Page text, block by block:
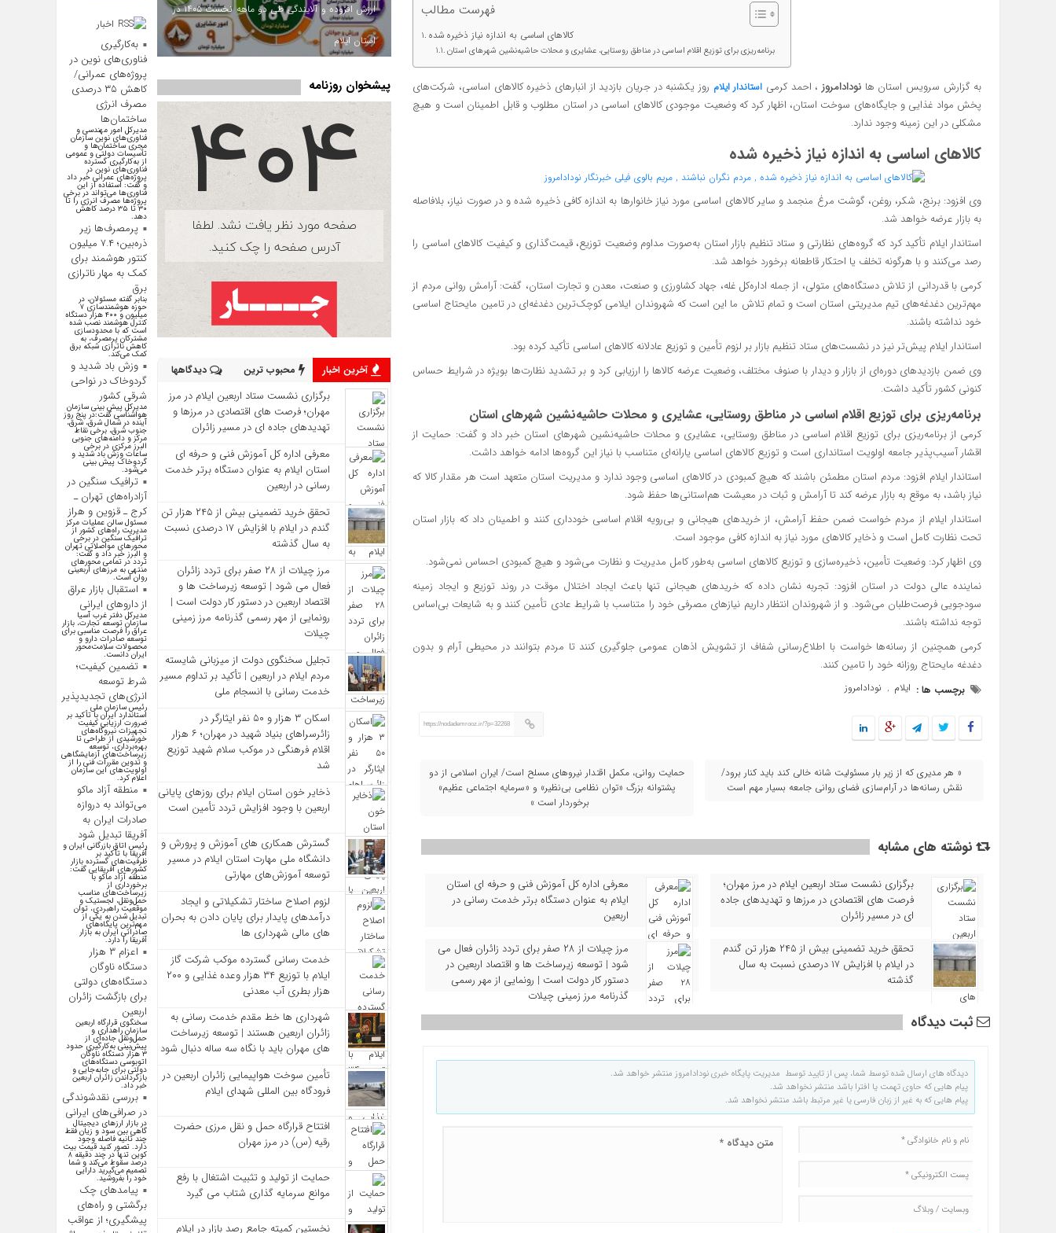
فهرست مطالب
کالاهای اساسی به اندازه نیاز ذخیره شده
برنامه‌ریزی برای توزیع اقلام اساسی در مناطق روستایی، عشایری و محلات حاشیه‌نشین شهرهای استان
به گزارش سرویس استان هانودادامروز ، احمد کرمی استاندار ایلام روز یکشنبه در جریان بازدید از انبارهای ذخیره کالاهای اساسی، شرکت‌های
پخش مواد غذایی و جایگاه‌های سوخت استان، اظهار کرد که وضعیت موجودی کالاهای اساسی در استان مطلوب و قابل اطمینان است و هیچ
مشکلی در این زمینه وجود ندارد.
کالاهای اساسی به اندازه نیاز ذخیره شده
وی افزود: برنج، شکر، روغن، گوشت مرغ منجمد و سایر کالاهای اساسی مورد نیاز خانوارها به اندازه کافی ذخیره شده و در صورت نیاز، بلافاصله
به بازار عرضه خواهد شد.
استاندار ایلام تأکید کرد که گروه‌های نظارتی و ستاد تنظیم بازار استان به‌صورت مداوم وضعیت توزیع، قیمت‌گذاری و کیفیت کالاهای اساسی را
رصد می‌کنند و با هرگونه تخلف یا احتکار قاطعانه برخورد خواهد شد.
کرمی با قدردانی از تلاش دستگاه‌های متولی، از جمله اداره‌کل غله، جهاد کشاورزی و صنعت، معدن و تجارت استان، گفت: آرامش روانی مردم از
مهم‌ترین دغدغه‌های تیم مدیریتی استان است و تمام تلاش ما این است که شهروندان ایلامی کوچک‌ترین دغدغه‌ای در تامین مایحتاج اساسی
خود نداشته باشند.
استاندار ایلام پیش‌تر نیز در نشست‌های ستاد تنظیم بازار بر لزوم تأمین و توزیع عادلانه کالاهای اساسی تأکید کرده بود.
وی ضمن بازدیدهای دوره‌ای از بازار و دیدار با صنوف مختلف، وضعیت عرضه کالاها را ارزیابی کرد و بر تشدید نظارت‌ها بویژه در شرایط حساس
کنونی کشور تأکید داشت.
برنامه‌ریزی برای توزیع اقلام اساسی در مناطق روستایی، عشایری و محلات حاشیه‌نشین شهرهای استان
کرمی از برنامه‌ریزی برای توزیع اقلام اساسی در مناطق روستایی، عشایری و محلات حاشیه‌نشین شهرهای استان خبر داد و گفت: حمایت از
اقشار آسیب‌پذیر جامعه اولویت استانداری است و توزیع کالاهای اساسی یارانه‌ای متناسب با نیاز این گروه‌ها ادامه خواهد داشت.
استاندار ایلام افزود: مردم استان مطمئن باشند که هیچ کمبودی در کالاهای اساسی وجود ندارد و مدیریت استان متعهد است هر مقدار کالا که
نیاز باشد، به موقع به بازار عرضه کند تا آرامش و ثبات در معیشت هم‌استانی‌ها حفظ شود.
استاندار ایلام از مردم خواست ضمن حفظ آرامش، از خریدهای هیجانی و بی‌رویه اقلام اساسی خودداری کنند و اطمینان داد که بازار استان
تحت نظارت کامل است و ذخایر کالاهای مورد نیاز به اندازه کافی موجود است.
وی اظهار کرد: وضعیت تأمین، ذخیره‌سازی و توزیع کالاهای اساسی به‌طور کامل مدیریت و نظارت می‌شود و هیچ کمبودی احساس نمی‌شود.
نماینده عالی دولت در استان افزود: تجربه نشان داده که خریدهای هیجانی تنها باعث ایجاد اختلال موقت در روند توزیع و ایجاد زمینه
سودجویی فرصت‌طلبان می‌شود. و از شهروندان انتظار داریم نیازهای مصرفی خود را متناسب با شرایط عادی تأمین کنند و به شایعات بی‌اساس
توجه نداشته باشند.
کرمی همچنین از رسانه‌ها خواست با اطلاع‌رسانی شفاف از تشویش اذهان عمومی جلوگیری کنند تا مردم بتوانند در محیطی آرام و بدون
دغدغه مایحتاج روزانه خود را تامین کنند.
برچسب ها : ایلام , نودادامروز
https://nodademrooz.ir/?p=32268
« هر مدیری که از زیر بار مسئولیت شانه خالی کند باید کنار برود/
نقش رسانه‌ها در آرام‌سازی فضای روانی جامعه بسیار مهم است
حمایت روانی، مکمل اقتدار نیروهای مسلح است/ ایران اسلامی از دو
پشتوانه بزرگ «توان نظامی بی‌نظیر» و «سرمایه اجتماعی عظیم»
برخوردار است »
نوشته های مشابه
برگزاری نشست ستاد اربعین ایلام در مرز مهران؛
فرصت‌ های اقتصادی در مرزها و تهدیدهای جاده‌
ای در مسیر زائران
معرفی اداره کل آموزش فنی و حرفه‌ ای استان
ایلام به‌ عنوان دستگاه برتر خدمت‌ رسانی در
اربعین
تحقق خرید تضمینی بیش از ۲۴۵ هزار تن گندم
در ایلام با افزایش ۱۷ درصدی نسبت به سال
گذشته
مرز چیلات از ۲۸ صفر برای تردد زائران فعال می‌
شود | توسعه زیرساخت‌ ها و اقتصاد اربعین در
دستور کار دولت است | رونمایی از مهر رسمی
گذرنامه مرز زمینی چیلات
ثبت دیدگاه
دیدگاه های ارسال شده توسط شما، پس از تایید توسط مدیریت پایگاه خبری نودادامروز منتشر خواهد شد.
پیام هایی که حاوی تهمت یا افترا باشد منتشر نخواهد شد.
پیام هایی که به غیر از زبان فارسی یا غیر مرتبط باشد منتشر نخواهد شد.
ارزش افزوده و آلایندگی طی دو ماهه نخست ۱۴۰۵ در
استان ایلام
پیشخوان روزنامه
آخرین اخبار محبوب ترین دیدگاهها
برگزاری نشست ستاد اربعین ایلام در مرز
مهران؛ فرصت‌ های اقتصادی در مرزها و
تهدیدهای جاده‌ ای در مسیر زائران
معرفی اداره کل آموزش فنی و حرفه‌ ای
استان ایلام به‌ عنوان دستگاه برتر خدمت‌
رسانی در اربعین
تحقق خرید تضمینی بیش از ۲۴۵ هزار تن
گندم در ایلام با افزایش ۱۷ درصدی نسبت
به سال گذشته
مرز چیلات از ۲۸ صفر برای تردد زائران
فعال می‌ شود | توسعه زیرساخت‌ ها و
اقتصاد اربعین در دستور کار دولت است |
رونمایی از مهر رسمی گذرنامه مرز زمینی
چیلات
تجلیل سخنگوی دولت از میزبانی شایسته
مردم ایلام در اربعین | تأکید بر تداوم مسیر
خدمت‌ رسانی با انسجام ملی
اسکان ۳ هزار و ۵۰ نفر ایثارگر در
زائرسراهای بنیاد شهید در مهران؛ ۶ هزار
اقلام فرهنگی در موکب سلام شهید توزیع
شد
ذخایر خون استان ایلام برای روزهای پایانی
اربعین با وجود افزایش تردد تأمین است
گسترش همکاری‌ های آموزش و پرورش و
دانشگاه ملی مهارت استان ایلام در مسیر
توسعه آموزش‌های مهارتی
لزوم اصلاح ساختار تشکیلاتی و ایجاد
درآمدهای پایدار برای پایان دادن به بحران‌
های مالی شهرداری‌ ها
خدمت رسانی گسترده موکب شرکت گاز
ایلام با توزیع ۳۴ هزار وعده غذایی و ۲۰۰
هزار بطری آب معدنی
شهرداری‌ ها خط مقدم خدمت ‌رسانی به
زائران اربعین هستند | توسعه زیرساخت
‌های مهران باید با نگاه سه‌ ساله دنبال شود
تأمین سوخت هواپیمایی زائران اربعین در
فرودگاه بین المللی شهدای ایلام
افتتاح قرارگاه حمل‌ و نقل مرزی حضرت
رقیه (س) در مرز مهران
حمایت از تولید و تثبیت اشتغال با رفع
موانع سرمایه‌ گذاری شتاب می‌ گیرد
نخستین کمیته جامع رصد بازار در ایلام
اخبار
اقتصادی
به‌کارگیری
فناوری‌های نوین در
پروژه‌های عمرانی/
کاهش ۳۵ درصدی
مصرف انرژی
ساختمان‌ها
مدیرکل امور مهندسی و
فناوری‌های نوین سازمان
مجری ساختمان‌ها و
تأسیسات دولتی و عمومی
از به‌کارگیری گسترده
فناوری‌های نوین در
پروژه‌های عمرانی خبر داد
و گفت: استفاده از این
فناوری‌ها می‌تواند در برخی
پروژه‌ها مصرف انرژی را تا
۳۰ تا ۳۵ درصد کاهش
دهد.
پرمصرف‌ها زیر
ذره‌بین؛ ۷.۴ میلیون
کنتور هوشمند برای
کمک به مهار ناترازی
برق
بنابر گفته مسئولان، در
حوزه هوشمندسازی ۷
میلیون و ۴۰۰ هزار دستگاه
کنترل هوشمند نصب شده
است که با محدودسازی
مشترکان پرمصرف، به
کاهش ناترازی شبکه برق
کمک می‌کند.
وزش باد شدید و
گردوخاک در نواحی
شرقی کشور
مدیرکل پیش بینی سازمان
هواشناسی گفت:در پنج روز
آینده در شمال شرق، شرق،
جنوب شرق، برخی نقاط
مرکز و دامنه‌های جنوبی
البرز مرکزی در برخی
ساعات وزش باد شدید و
گردوخاک پیش بینی
می‌شود.
ترافیک سنگین در
آزادراه‌های تهران ـ
کرج ـ قزوین و هراز
مسئول سالن عملیات مرکز
مدیریت راه‌های کشور از
ترافیک سنگین در برخی
محورهای مواصلاتی تهران
و البرز خبر داد و گفت:
تردد در تمامی محورهای
منتهی به مرزهای اربعینی
روان است.
استقبال بازار عراق
از دارو‌های ایرانی
مدیرکل دفتر غرب آسیا
سازمان توسعه تجارت، بازار
عراق را فرصت مناسبی برای
توسعه صادرات دارو و
محصولات سلامت‌محور
ایران دانست.
تضمین کیفیت؛
شرط توسعه
انرژی‌های تجدیدپذیر
رئیس سازمان ملی
استاندارد ایران با تأکید بر
ضرورت ارزیابی کیفیت
تجهیزات نیروگاه‌های
خورشیدی از طراحی تا
بهره‌برداری، توسعه
زیرساخت‌های آزمایشگاهی
و تدوین مقررات فنی را از
اولویت‌های این سازمان
اعلام کرد.
منطقه آزاد ماکو
می‌تواند به دروازه
صادرات ایران به
آفریقا تبدیل شود
رئیس اتاق بازرگانی ایران و
آفریقا با تأکید بر
ظرفیت‌های گسترده بازار
کشور‌های آفریقایی گفت:
منطقه آزاد ماکو با
برخورداری از
زیرساخت‌های مناسب
حمل‌ونقل، لجستیک و
موقعیت راهبردی، توان
تبدیل شدن به یکی از
مهم‌ترین پایگاه‌های
صادراتی ایران به بازار
آفریقا را دارد.
اعزام ۳ هزار
دستگاه ناوگان
دستگاه‌های دولتی
برای بازگشت زائران
اربعین
سخنگوی قرارگاه اربعین
سازمان راهداری و
حمل‌ونقل جاده‌ای از
پیش‌بینی به‌کارگیری حدود
۳ هزار دستگاه ناوگان
اتوبوسی دستگاه‌های
دولتی برای جابه‌جایی و
بازگرداندن زائران اربعین
خبر داد.
بررسی نقدشوندگی
در صرافی‌های ایرانی
در بازار ارزهای دیجیتال
گاهی بین سود و زیان فقط
چند ثانیه فاصله وجود
دارد. تصور کنید قیمت بیت
کوین تنها در چند دقیقه ۸
درصد سقوط می‌کند و شما
تصمیم می‌گیرید دارایی
خود را بفروشید.
پیامد‌های چک
برگشتی و راه‌های
پیشگیری؛ از عواقب